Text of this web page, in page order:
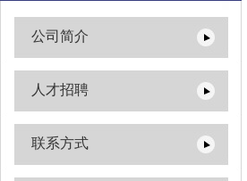
公司简介
人才招聘
联系方式